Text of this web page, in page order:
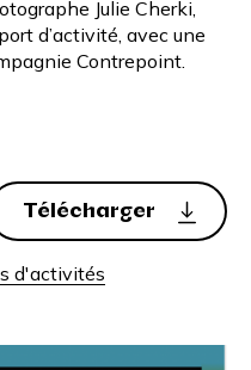
Julie Cherki
d’activité, avec une
Contrepoint
Télécharger
d'activités